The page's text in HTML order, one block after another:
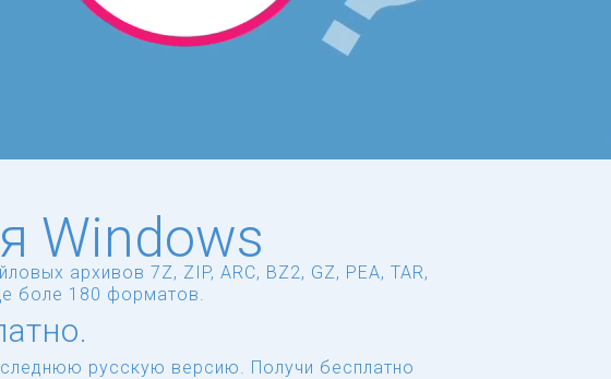
Windows
архивов 7Z, ZIP, ARC, BZ2, GZ, PEA, TAR,
боле 180 форматов.
русскую версию. Получи бесплатно